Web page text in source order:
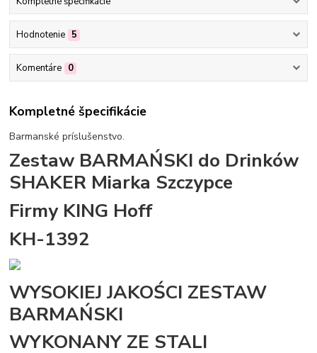
Hodnotenie 5
Komentáre 0
Kompletné špecifikácie
Barmanské príslušenstvo.
Zestaw BARMAŃSKI do Drinków
SHAKER Miarka Szczypce
Firmy KING Hoff
KH-1392
WYSOKIEJ JAKOŚCI ZESTAW
BARMAŃSKI
WYKONANY ZE STALI